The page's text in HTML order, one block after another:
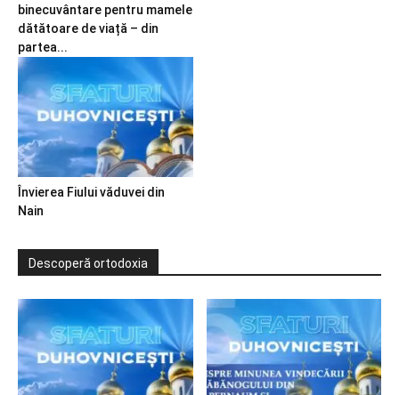
binecuvântare pentru mamele
dătătoare de viață – din
partea...
Învierea Fiului văduvei din
Nain
Descoperă ortodoxia